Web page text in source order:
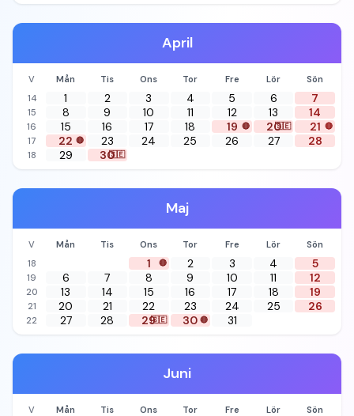
April
V Mån Tis Ons Tor Fre Lör
Sön
14
1 2 3 4 5 6 7
15 8 9 10 11 12 13 14
16 15 16 17 18 19 🔴 20🇸🇪 21 🔴
17 22 🔴 23 24 25 26 27 28
18 29 30🇸🇪
Maj
V Mån Tis Ons Tor Fre Lör
Sön
18
1 🔴 2 3 4 5
19 6 7 8 9 10 11 12
20 13 14 15 16 17 18 19
21 20 21 22 23 24 25 26
22 27 28 29🇸🇪 30 🔴 31
Juni
V Mån Tis Ons Tor Fre Lör
Sön